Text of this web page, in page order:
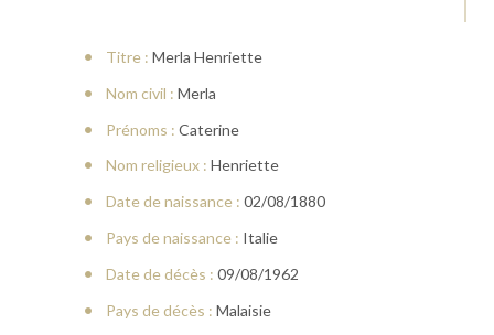
Titre : Merla Henriette
Nom civil : Merla
Prénoms : Caterine
Nom religieux : Henriette
Date de naissance : 02/08/1880
Pays de naissance : Italie
Date de décès : 09/08/1962
Pays de décès : Malaisie